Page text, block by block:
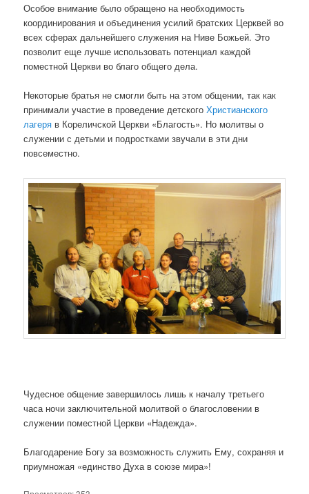
Особое внимание было обращено на необходимость
координирования и объединения усилий братских Церквей во
всех сферах дальнейшего служения на Ниве Божьей. Это
позволит еще лучше использовать потенциал каждой
поместной Церкви во благо общего дела.
Некоторые братья не смогли быть на этом общении, так как
принимали участие в проведение детскогоХристианского
лагеря в Кореличской Церкви «Благость». Но молитвы о
служении с детьми и подростками звучали в эти дни
повсеместно.
Чудесное общение завершилось лишь к началу третьего
часа ночи заключительной молитвой о благословении в
служении поместной Церкви «Надежда».
Благодарение Богу за возможность служить Ему, сохраняя и
приумножая «единство Духа в союзе мира»!